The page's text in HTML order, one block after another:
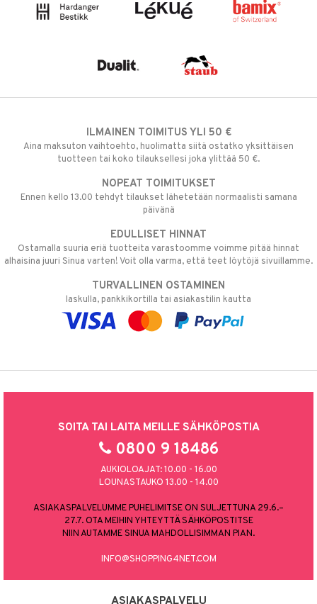
ILMAINEN TOIMITUS YLI 50 €
Aina maksuton vaihtoehto, huolimatta siitä ostatko yksittäisen
tuotteen tai koko tilauksellesi joka ylittää 50 €.
NOPEAT TOIMITUKSET
Ennen kello 13.00 tehdyt tilaukset lähetetään normaalisti samana
päivänä
EDULLISET HINNAT
Ostamalla suuria eriä tuotteita varastoomme voimme pitää hinnat
alhaisina juuri Sinua varten! Voit olla varma, että teet löytöjä sivuillamme.
TURVALLINEN OSTAMINEN
laskulla, pankkikortilla tai asiakastilin kautta
SOITA TAI LAITA MEILLE SÄHKÖPOSTIA
0800 9 18486
AUKIOLOAJAT: 10.00 - 16.00
LOUNASTAUKO 13.00 - 14.00
ASIAKASPALVELUMME PUHELIMITSE ON SULJETTUNA 29.6.–
27.7. OTA MEIHIN YHTEYTTÄ SÄHKÖPOSTITSE
NIIN AUTAMME SINUA MAHDOLLISIMMAN PIAN.
INFO@SHOPPING4NET.COM
ASIAKASPALVELU